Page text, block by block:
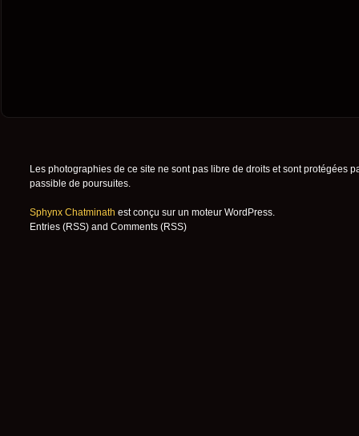
Les photographies de ce site ne sont pas libre de droits et sont protégées
passible de poursuites.
Sphynx Chatminath est conçu sur un moteur WordPress.
Entries (RSS)and Comments (RSS)